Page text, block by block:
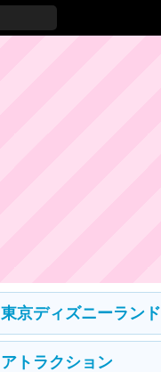
東京ディズニーランド
アトラクション